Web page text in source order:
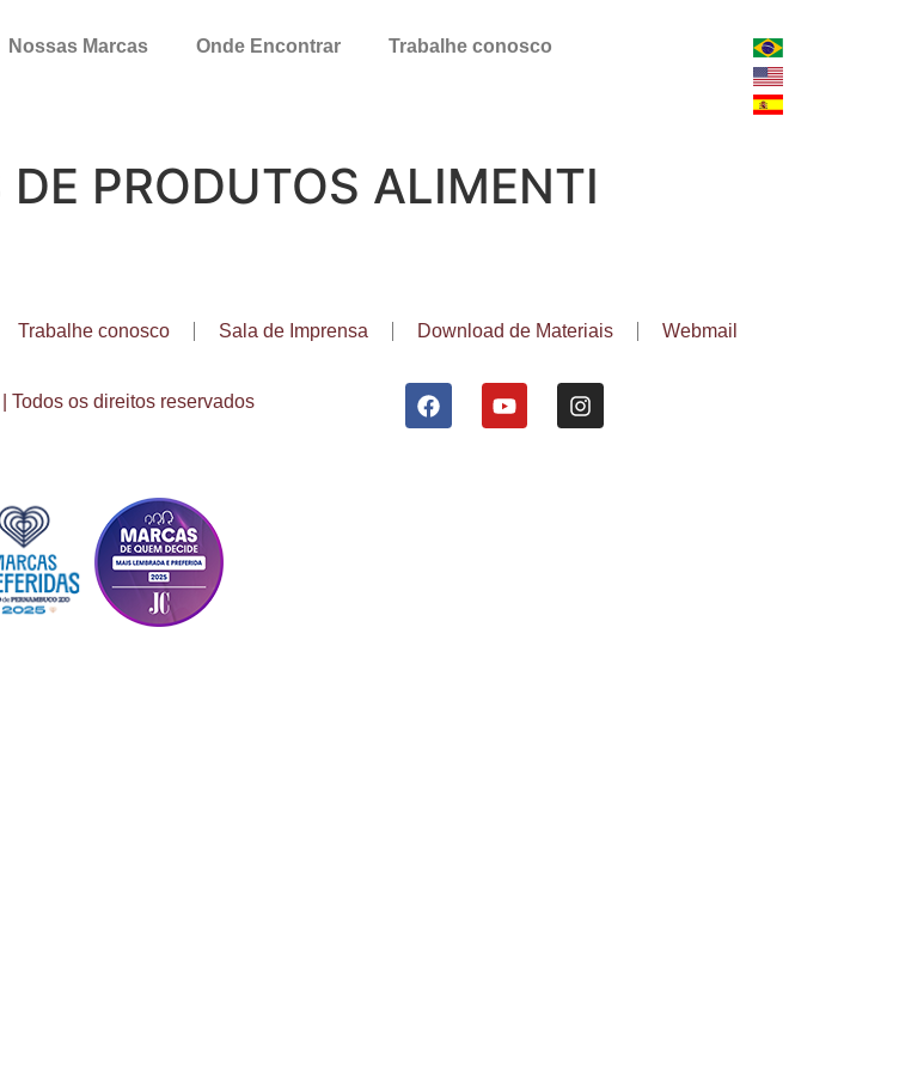
Nossas Marcas Onde Encontrar Trabalhe conosco
PRODUTOS ALIMENTI
Trabalhe conosco Sala de Imprensa Download de Materiais Webmail
Todos os direitos reservados